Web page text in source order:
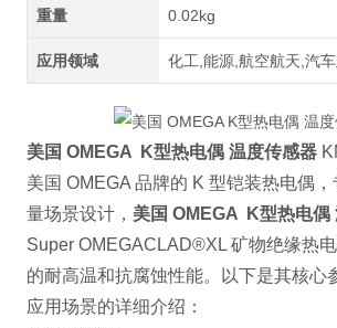
重量 0.02kg
应用领域 化工,能源,航空航天,汽
美国 OMEGA K型热电偶 温度传感器
美国 OMEGA 品牌的 K 型铠装热电偶
量场景设计， 美国 OMEGA K型热电偶
Super OMEGACLAD®XL 矿物绝缘热
的耐高温和抗腐蚀性能。以下是其核心
应用场景的详细介绍：